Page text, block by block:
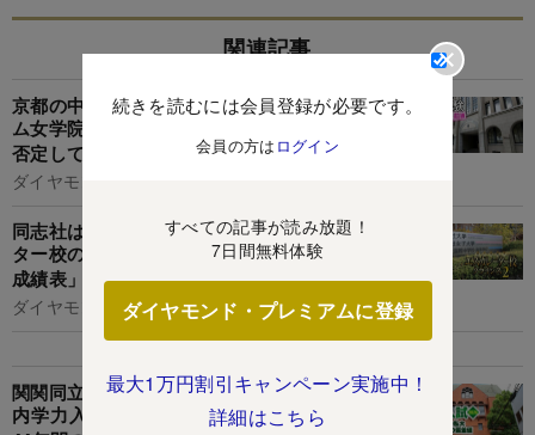
続きを読むには会員登録が必要です。
会員の方は ログイン
すべての記事が読み放題！
7日間無料体験
ダイヤモンド・プレミアムに登録
最大1万円割引キャンペーン実施中！
詳細はこちら
関連記事
京都の中学受験ヒエラルキーに異変!?ノートルダ
ム女学院が名門男子校・洛星に事業譲渡、両校が
否定しても「共学化」がささやかれる理由
ダイヤモンド編集部,宮原啓彰
同志社は辺野古転覆事故で関西トップエスカレー
ター校の座から滑り落ちるのか？関関同立の「裏
成績表」を公開
ダイヤモンド編集部,臼井真粧美
関関同立受験組でも産近甲龍に落ちる「関西の年
内学力入試」難易度の実態とは？【関西22私大